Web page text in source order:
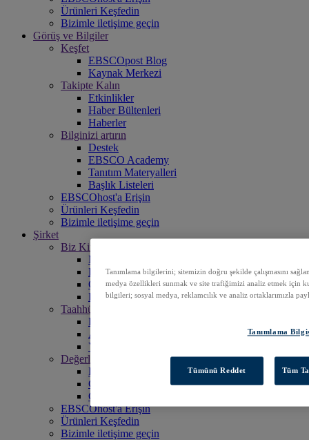
Ürünleri Keşfedin
Bizimle iletişime geçin
Görüş ve Bilgiler
Keşfet
EBSCOpost Blog
Kaynak Merkezi
Takipte Kalın
Etkinlikler
Haber Bültenleri
Haberler
Bilginizi artırın
Destek
EBSCO Academy
Tanıtım Materyalleri
Başlık Listeleri
EBSCOhost'a Erişin
Ürünleri Keşfedin
Bizimle iletişime geçin
Şirket
Biz Kimiz?
Misyonumuz
Liderlik
Ofisler
Kariyer
Taahhütler
Erişilebilirlik
Açık Erişim
Yapay Zeka (AI)
Değerler
Kurumsal Sorumluluk
Çalışanlarımız ve Topluluğumuz
Güvenilirlik ve Güvenlik
EBSCOhost'a Erişin
Ürünleri Keşfedin
Bizimle iletişime geçin
Tanımlama bilgilerini; sitemizin doğru şekilde çalışmasını
medya özellikleri sunmak ve site trafiğimizi analiz etmek için
bilgileri; sosyal medya, reklamcılık ve analiz ortaklarımızla
Tanımlama
Tümünü Reddet Tüm